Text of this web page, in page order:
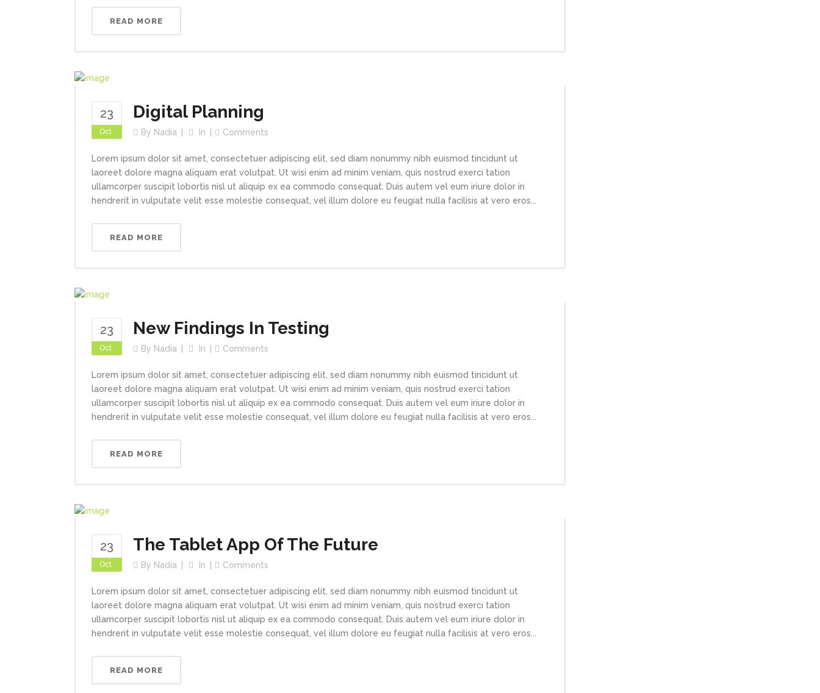
READ MORE
23
Oct
Digital Planning
By Nadia In Comments
Lorem ipsum dolor sit amet, consectetuer adipiscing elit, sed diam nonummy nibh euismod tincidunt ut
laoreet dolore magna aliquam erat volutpat. Ut wisi enim ad minim veniam, quis nostrud exerci tation
ullamcorper suscipit lobortis nisl ut aliquip ex ea commodo consequat. Duis autem vel eum iriure dolor in
hendrerit in vulputate velit esse molestie consequat, vel illum dolore eu feugiat nulla facilisis at vero eros...
READ MORE
23
Oct
New Findings In Testing
By Nadia In Comments
Lorem ipsum dolor sit amet, consectetuer adipiscing elit, sed diam nonummy nibh euismod tincidunt ut
laoreet dolore magna aliquam erat volutpat. Ut wisi enim ad minim veniam, quis nostrud exerci tation
ullamcorper suscipit lobortis nisl ut aliquip ex ea commodo consequat. Duis autem vel eum iriure dolor in
hendrerit in vulputate velit esse molestie consequat, vel illum dolore eu feugiat nulla facilisis at vero eros...
READ MORE
23
Oct
The Tablet App Of The Future
By Nadia In Comments
Lorem ipsum dolor sit amet, consectetuer adipiscing elit, sed diam nonummy nibh euismod tincidunt ut
laoreet dolore magna aliquam erat volutpat. Ut wisi enim ad minim veniam, quis nostrud exerci tation
ullamcorper suscipit lobortis nisl ut aliquip ex ea commodo consequat. Duis autem vel eum iriure dolor in
hendrerit in vulputate velit esse molestie consequat, vel illum dolore eu feugiat nulla facilisis at vero eros...
READ MORE